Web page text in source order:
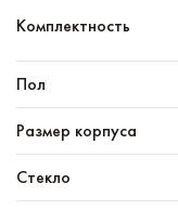
Комплектность
Пол
Размер корпуса
Стекло